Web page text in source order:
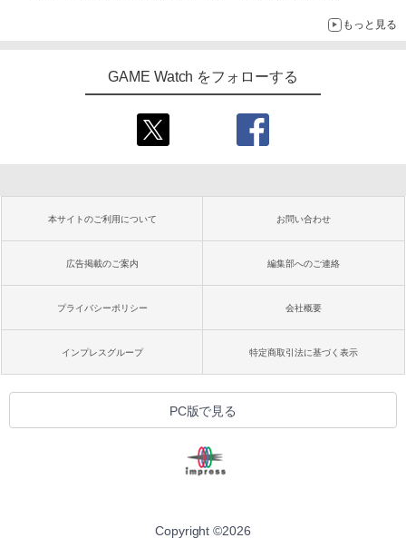
もっと見る
GAME Watch をフォローする
本サイトのご利用について お問い合わせ
広告掲載のご案内 編集部へのご連絡
プライバシーポリシー 会社概要
インプレスグループ 特定商取引法に基づく表示
PC版で見る
Copyright ©2026